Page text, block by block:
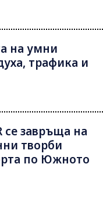
на умни
трафика и
се завръща на
творби
по Южното